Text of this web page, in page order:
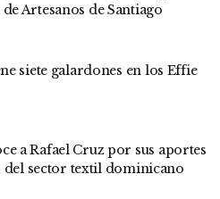
Artesanos de Santiago
siete galardones en los Effie
a Rafael Cruz por sus aportes
sector textil dominicano